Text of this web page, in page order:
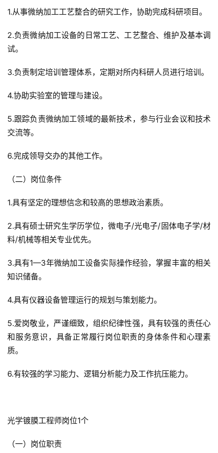
1.从事微纳加工工艺整合的研究工作，协助完成科研项目。
2.负责微纳加工设备的日常工艺、工艺整合、维护及基本调
试。
3.负责制定培训管理体系，定期对所内科研人员进行培训。
4.协助实验室的管理与建设。
5.跟踪负责微纳加工领域的最新技术，参与行业会议和技术
交流等。
6.完成领导交办的其他工作。
（二）岗位条件
1.具有坚定的理想信念和较高的思想政治素质。
2.具有硕士研究生学历学位，微电子/光电子/固体电子学/材
料/机械等相关专业优先。
3.具有1—3年微纳加工设备实际操作经验，掌握丰富的相关
知识储备。
4.具有仪器设备管理运行的规划与策划能力。
5.爱岗敬业，严谨细致，组织纪律性强，具有较强的责任心
和服务意识，具备正常履行岗位职责的身体条件和心理素
质。
6.有较强的学习能力、逻辑分析能力及工作抗压能力。
光学镀膜工程师岗位1个
（一）岗位职责